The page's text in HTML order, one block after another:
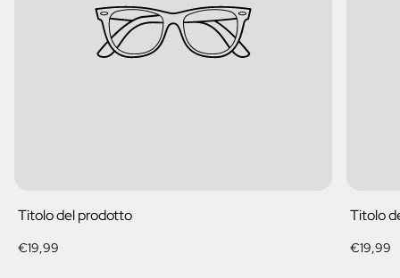
Titolo del prodotto
Prezzo
€19,99
Titolo
Prezzo
€19,99